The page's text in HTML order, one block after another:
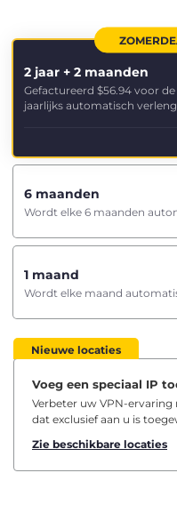
2 jaar + 2 maanden
Gefactureerd $56.94 voor
jaarlijks automatisch
6 maanden
Wordt elke 6 maanden
1 maand
Wordt elke maand
Nieuwe locaties
Voeg een speciaal IP
Verbeter uw VPN-ervaring
dat exclusief aan u is
Zie beschikbare locaties